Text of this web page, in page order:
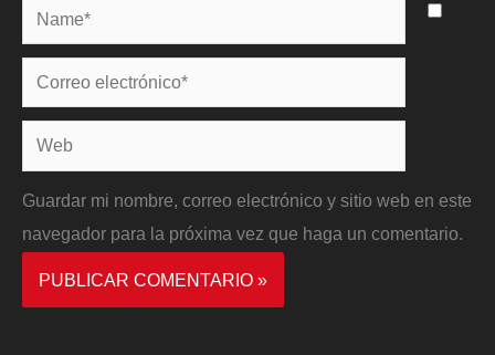
Name*
Correo
electrónico*
Web
Guardar mi nombre, correo electrónico y sitio web en este
navegador para la próxima vez que haga un comentario.